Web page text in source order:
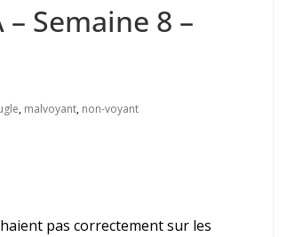
Semaine 8 –
, malvoyant, non-voyant
pas correctement sur les